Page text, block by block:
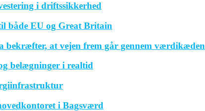
i driftssikkerhed
både EU og Great Britain
bekræfter, at vejen frem går gennem værdikæden
belægninger i realtid
i Bagsværd